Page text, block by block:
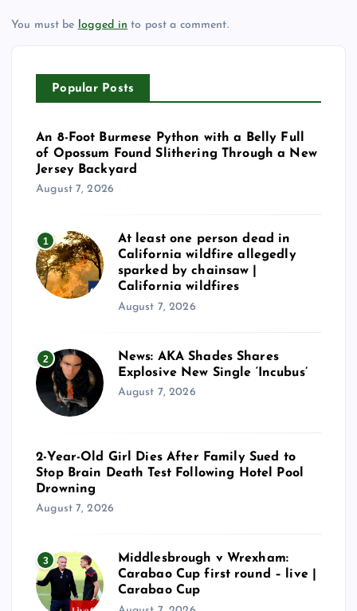
You must be logged in to post a comment.
Popular Posts
An 8-Foot Burmese Python with a Belly Full
of Opossum Found Slithering Through a New
Jersey Backyard
August 7, 2026
1
At least one person dead in
California wildfire allegedly
sparked by chainsaw |
California wildfires
August 7, 2026
2
News: AKA Shades Shares
Explosive New Single ‘Incubus’
August 7, 2026
2-Year-Old Girl Dies After Family Sued to
Stop Brain Death Test Following Hotel Pool
Drowning
August 7, 2026
3
Middlesbrough v Wrexham:
Carabao Cup first round – live |
Carabao Cup